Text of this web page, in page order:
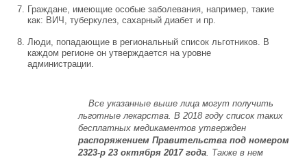
Граждане, имеющие особые заболевания, например, такие
как: ВИЧ, туберкулез, сахарный диабет и пр.
Люди, попадающие в региональный список льготников. В
каждом регионе он утверждается на уровне
администрации.
Все указанные выше лица могут получить
льготные лекарства. В 2018 году список таких
бесплатных медикаментов утвержден
распоряжением Правительства под номером
2323-р 23 октября 2017 года. Также в нем